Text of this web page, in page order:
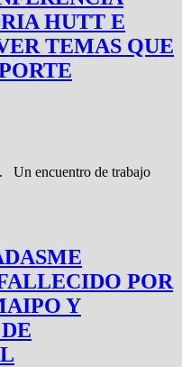
HUTT E
TEMAS QUE
Un encuentro de trabajo
POR
Y